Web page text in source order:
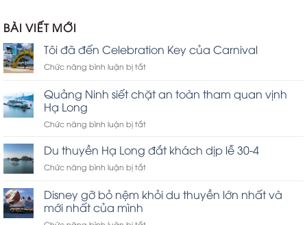
1.00
5
sao
BÀI VIẾT MỚI
Tôi đã đến Celebration Key của Carnival
Chức năng bình luận bị tắtở
đã
đến
Key
Carnival
Quảng Ninh siết chặt an toàn tham quan vịnh
Hạ Long
Chức năng bình luận bị tắtở
Ninh
siết
chặt
toàn
Du thuyền Hạ Long đắt khách dịp lễ 30-4
Chức năng bình luận bị tắtở
thuyền
Hạ
Disney gỡ bỏ nệm khỏi du thuyền lớn nhất và
mới nhất của mình